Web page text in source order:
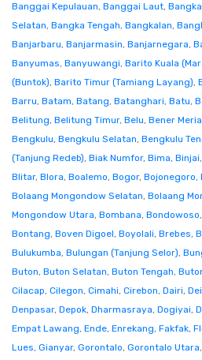
Banggai Kepulauan, Banggai Laut, Bangka
Selatan, Bangka Tengah, Bangkalan,
Banjarbaru, Banjarmasin, Banjarnegara,
Banyumas, Banyuwangi, Barito Kuala
(Buntok), Barito Timur (Tamiang Layang),
Barru, Batam, Batang, Batanghari, Batu,
Belitung, Belitung Timur, Belu, Bener
Bengkulu, Bengkulu Selatan, Bengkulu
(Tanjung Redeb), Biak Numfor, Bima, Binjai,
Blitar, Blora, Boalemo, Bogor, Bojonegoro,
Bolaang Mongondow Selatan, Bolaang
Mongondow Utara, Bombana, Bondowoso,
Bontang, Boven Digoel, Boyolali, Brebes,
Bulukumba, Bulungan (Tanjung Selor),
Buton, Buton Selatan, Buton Tengah,
Cilacap, Cilegon, Cimahi, Cirebon, Dairi,
Denpasar, Depok, Dharmasraya, Dogiyai,
Empat Lawang, Ende, Enrekang, Fakfak,
Lues, Gianyar, Gorontalo, Gorontalo Utara,